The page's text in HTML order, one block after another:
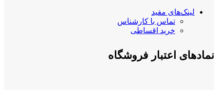
لینک‌های مفید
تماس با کارشناس
خرید اقساطی
نمادهای اعتبار فروشگاه